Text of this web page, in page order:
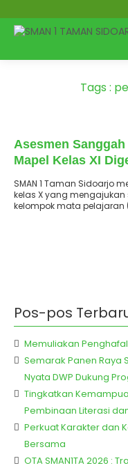
Tags :
Asesmen
Mapel Kelas XI
SMAN 1 Taman Sidoarjo
kelas X yang
kelompok mata pelajaran
Pos-pos
Memuliakan
Semarak Panen Raya
Nyata DWP Dukung
Tingkatkan
Pembinaan Literasi
Perkuat Karakter dan
Bersama
OTA SMAN1TA 2026 :